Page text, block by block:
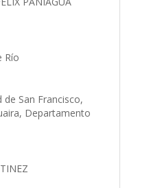
Río
San Francisco,
Departamento